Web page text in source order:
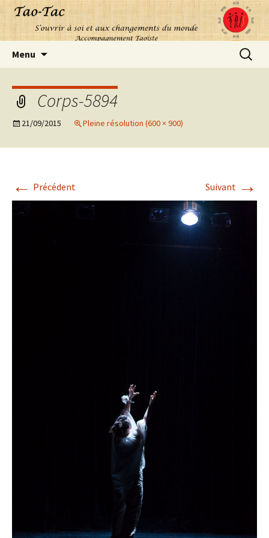
Menu
Corps-5894
21/09/2015 Pleine résolution (600 × 900)
← Précédent Suivant →